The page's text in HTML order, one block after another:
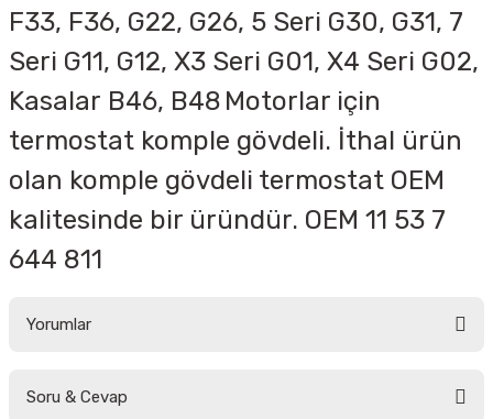
F33, F36, G22, G26, 5 Seri G30, G31, 7
Seri G11, G12, X3 Seri G01, X4 Seri G02,
Kasalar B46, B48 Motorlar için
termostat komple gövdeli. İthal ürün
olan komple gövdeli termostat OEM
kalitesinde bir üründür. OEM 11 53 7
644 811
Yorumlar
Soru & Cevap